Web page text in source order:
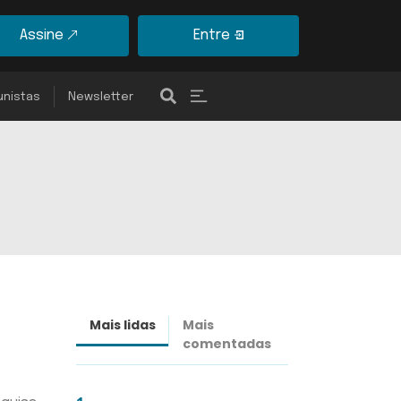
Assine Entre
Newsletter
Mais lidas
Mais
comentadas